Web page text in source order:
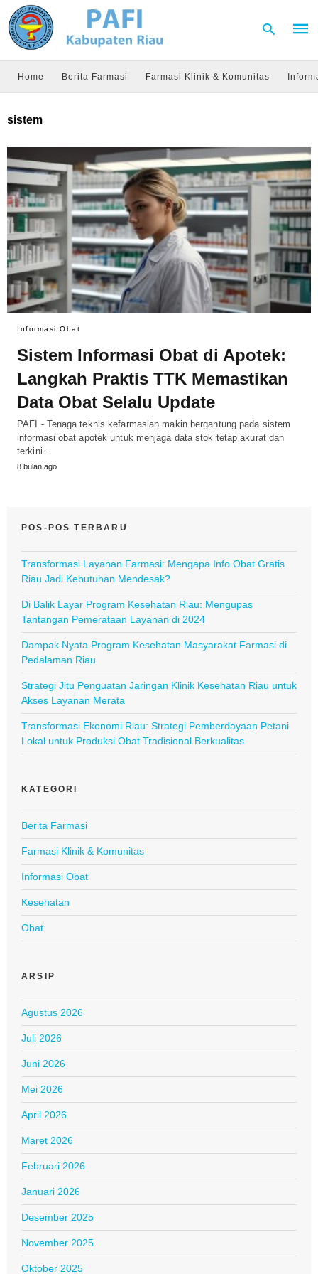
and
hit
Home Berita Farmasi Farmasi Klinik & Komunitas
sistem
Informasi Obat
Sistem Informasi Obat di Apotek:
Langkah Praktis TTK Memastikan
Data Obat Selalu Update
PAFI - Tenaga teknis kefarmasian makin bergantung pada sistem
informasi obat apotek untuk menjaga data stok tetap akurat dan
terkini…
8 bulan ago
POS-POS TERBARU
Transformasi Layanan Farmasi: Mengapa Info Obat Gratis
Riau Jadi Kebutuhan Mendesak?
Di Balik Layar Program Kesehatan Riau: Mengupas
Tantangan Pemerataan Layanan di 2024
Dampak Nyata Program Kesehatan Masyarakat Farmasi di
Pedalaman Riau
Strategi Jitu Penguatan Jaringan Klinik Kesehatan Riau untuk
Akses Layanan Merata
Transformasi Ekonomi Riau: Strategi Pemberdayaan Petani
Lokal untuk Produksi Obat Tradisional Berkualitas
KATEGORI
Berita Farmasi
Farmasi Klinik & Komunitas
Informasi Obat
Kesehatan
Obat
ARSIP
Agustus 2026
Juli 2026
Juni 2026
Mei 2026
April 2026
Maret 2026
Februari 2026
Januari 2026
Desember 2025
November 2025
Oktober 2025